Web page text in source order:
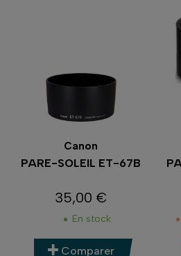
Canon
PARE-SOLEIL ET-67B
Prix
35,00 €
En stock
Comparer